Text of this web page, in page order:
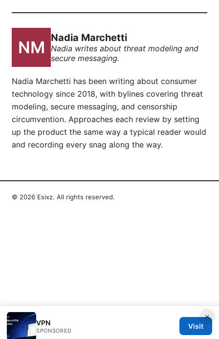
Nadia Marchetti
Nadia writes about threat modeling and
secure messaging.
Nadia Marchetti has been writing about consumer
technology since 2018, with bylines covering threat
modeling, secure messaging, and censorship
circumvention. Approaches each review by setting
up the product the same way a typical reader would
and recording every snag along the way.
×
VPN
SPONSORED
Visit
© 2026 Esixz. All rights reserved.